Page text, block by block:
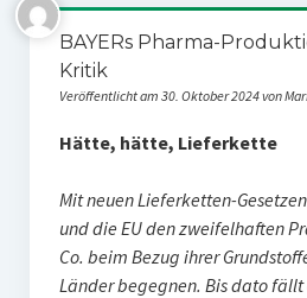
Impressum
Störfälle
Stichwort BAYER
Jahrestagung
BAYERs Pharma-
Kritik
Veröffentlicht am 30. Oktober 2024 von
Hätte, hätte, Lieferkette
Mit neuen Lieferketten-
und die EU den zweifelhaften
Co. beim Bezug ihrer
Länder begegnen. Bis dato fällt